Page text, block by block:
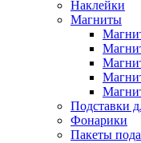
Наклейки
Магниты
Подставки
Фонарики
Пакеты